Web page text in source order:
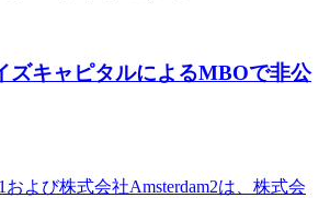
ズキャピタルによるMBOで非公
および株式会社Amsterdam2は、株式会